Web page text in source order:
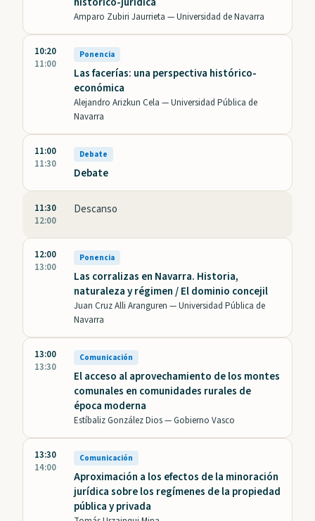
Amparo Zubiri Jaurrieta —Universidad de Navarra
10:20
11:00
Ponencia
Las facerías: una perspectiva histórico-
económica
Alejandro Arizkun Cela —Universidad Pública de
Navarra
11:00
11:30
Debate
Debate
11:30
12:00
Descanso
12:00
13:00
Ponencia
Las corralizas en Navarra. Historia,
naturaleza y régimen / El dominio concejil
Juan Cruz Alli Aranguren —Universidad Pública de
Navarra
13:00
13:30
Comunicación
El acceso al aprovechamiento de los montes
comunales en comunidades rurales de
época moderna
Estíbaliz González Dios —Gobierno Vasco
13:30
14:00
Comunicación
Aproximación a los efectos de la minoración
jurídica sobre los regímenes de la propiedad
pública y privada